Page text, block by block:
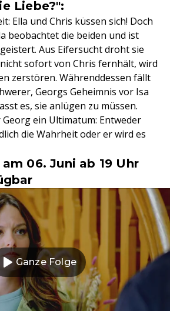
Liebe?":
Ella und Chris küssen sich! Doch
beobachtet die beiden und ist
Aus Eifersucht droht sie
nicht sofort von Chris fernhält, wird
zerstören. Währenddessen fällt
Georgs Geheimnis vor Isa
es, sie anlügen zu müssen.
ein Ultimatum: Entweder
die Wahrheit oder er wird es
06. Juni ab 19 Uhr
Ganze Folge